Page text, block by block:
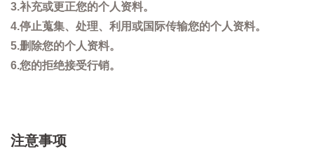
3.补充或更正您的个人资料。
4.停止蒐集、处理、利用或国际传输您的个人资料。
5.删除您的个人资料。
6.您的拒绝接受行销。
注意事项